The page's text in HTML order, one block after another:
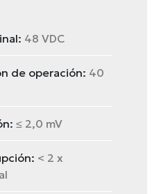
48 VDC
de operación: 40
≤ 2,0 mV
< 2 x